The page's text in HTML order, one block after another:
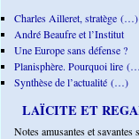
Charles Ailleret, stratège (…)
André Beaufre et l’Institut
Une Europe sans défense ?
Planisphère. Pourquoi lire
Synthèse de l’actualité (…)
LAÏCITE ET
Notes amusantes et